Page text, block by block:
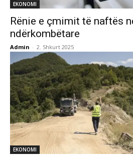
EKONOMI
Rënie e çmimit të naftës
ndërkombëtare
Admin - 2. Shkurt 2025
EKONOMI